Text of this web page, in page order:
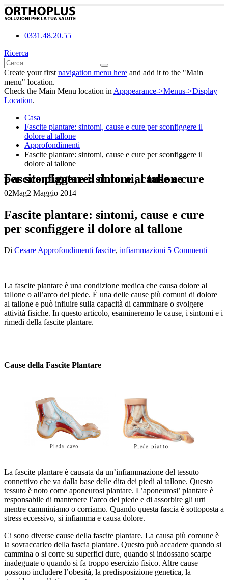
0331.48.20.55
Ricerca
Create your first navigation menu here and add it to the "Main
menu" location.
Check the Main Menu location in Apppearance->Menus->Display
Location.
Casa
Fascite plantare: sintomi, cause e cure per sconfiggere il
dolore al tallone
Approfondimenti
Fascite plantare: sintomi, cause e cure per sconfiggere il
dolore al tallone
Fascite plantare: sintomi, cause e cure per sconfiggere il dolore al tallone
02Mag2 Maggio 2014
Fascite plantare: sintomi, cause e cure
per sconfiggere il dolore al tallone
Di Cesare Approfondimenti fascite, infiammazioni 5 Commenti
La fascite plantare è una condizione medica che causa dolore al
tallone o all’arco del piede. È una delle cause più comuni di dolore
al tallone e può influire sulla capacità di camminare o svolgere
attività fisiche. In questo articolo, esamineremo le cause, i sintomi e i
rimedi della fascite plantare.
Cause della Fascite Plantare
La fascite plantare è causata da un’infiammazione del tessuto
connettivo che va dalla base delle dita dei piedi al tallone. Questo
tessuto è noto come aponeurosi plantare. L’aponeurosi’ plantare è
responsabile di mantenere l’arco del piede e di assorbire gli urti
mentre camminiamo o corriamo. Quando questa fascia è sottoposta a
stress eccessivo, si infiamma e causa dolore.
Ci sono diverse cause della fascite plantare. La causa più comune è
la sovraccarico della fascia plantare. Questo può accadere quando si
cammina o si corre su superfici dure, quando si indossano scarpe
inadeguate o quando si fa troppo esercizio fisico. Altre cause
possono includere l’obesità, la predisposizione genetica, la